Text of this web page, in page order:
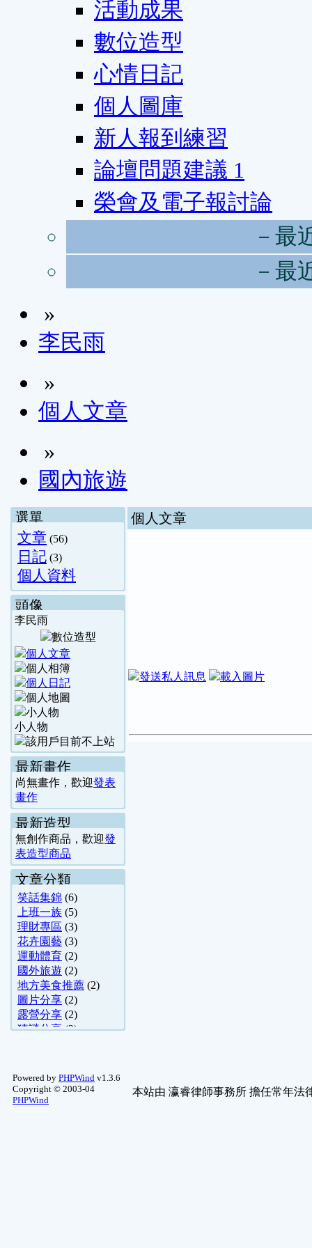
活動成果
數位造型
心情日記
個人圖庫
新人報到練習
論壇問題建議 1
榮會及電子報討論
－最
－最
»
李民雨
»
個人文章
»
國內旅遊
選單
文章 (56)
日記 (3)
個人資料
頭像
李民雨
小人物
最新畫作
尚無畫作，歡迎發表
畫作
最新造型
無創作商品，歡迎發
表造型商品
文章分類
笑話集錦 (6)
上班一族 (5)
理財專區 (3)
花卉園藝 (3)
運動體育 (2)
國外旅遊 (2)
地方美食推薦 (2)
圖片分享 (2)
露營分享 (2)
猜謎分享(2)
小說、散文、 ..(1)
動漫畫討論(1)
心理測驗
個人文章
Powered by PHPWind v1.3.6
Copyright © 2003-04
PHPWind
本站由 瀛睿律師事務所 擔任常年法